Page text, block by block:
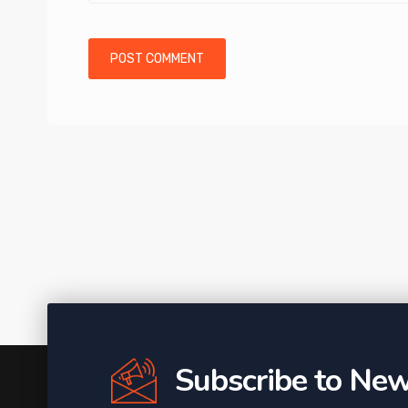
Subscribe to